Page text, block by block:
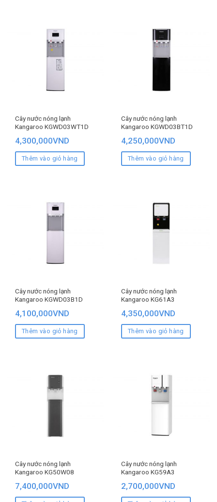
Cây nước nóng lạnh
Kangaroo KGWD03WT1D
4,300,000VND
Thêm vào giỏ hàng
Cây nước nóng lạnh
Kangaroo KGWD03BT1D
4,250,000VND
Thêm vào giỏ hàng
Cây nước nóng lạnh
Kangaroo KGWD03B1D
4,100,000VND
Thêm vào giỏ hàng
Cây nước nóng lạnh
Kangaroo KG61A3
4,350,000VND
Thêm vào giỏ hàng
Cây nước nóng lạnh
Kangaroo KG50W08
7,400,000VND
Cây nước nóng lạnh
Kangaroo KG59A3
2,700,000VND